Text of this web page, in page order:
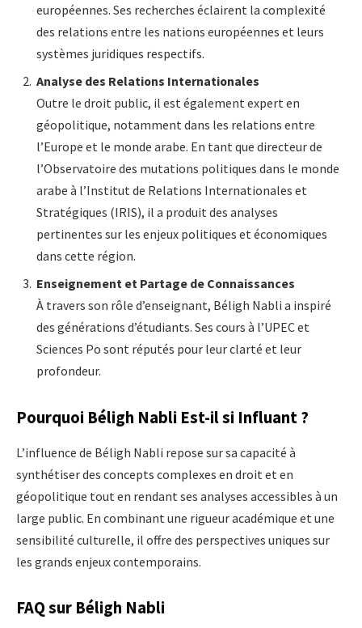
européennes. Ses recherches éclairent la complexité
des relations entre les nations européennes et leurs
systèmes juridiques respectifs.
Analyse des Relations Internationales
Outre le droit public, il est également expert en
géopolitique, notamment dans les relations entre
l’Europe et le monde arabe. En tant que directeur de
l’Observatoire des mutations politiques dans le monde
arabe à l’Institut de Relations Internationales et
Stratégiques (IRIS), il a produit des analyses
pertinentes sur les enjeux politiques et économiques
dans cette région.
Enseignement et Partage de Connaissances
À travers son rôle d’enseignant, Béligh Nabli a inspiré
des générations d’étudiants. Ses cours à l’UPEC et
Sciences Po sont réputés pour leur clarté et leur
profondeur.
Pourquoi Béligh Nabli Est-il si Influant ?
L’influence de Béligh Nabli repose sur sa capacité à
synthétiser des concepts complexes en droit et en
géopolitique tout en rendant ses analyses accessibles à un
large public. En combinant une rigueur académique et une
sensibilité culturelle, il offre des perspectives uniques sur
les grands enjeux contemporains.
FAQ sur Béligh Nabli